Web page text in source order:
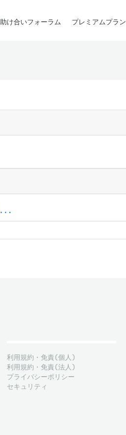
助け合いフォーラム プレミアムプラン
...
利用規約・免責(個人)
利用規約・免責(法人)
プライバシーポリシー
セキュリティ